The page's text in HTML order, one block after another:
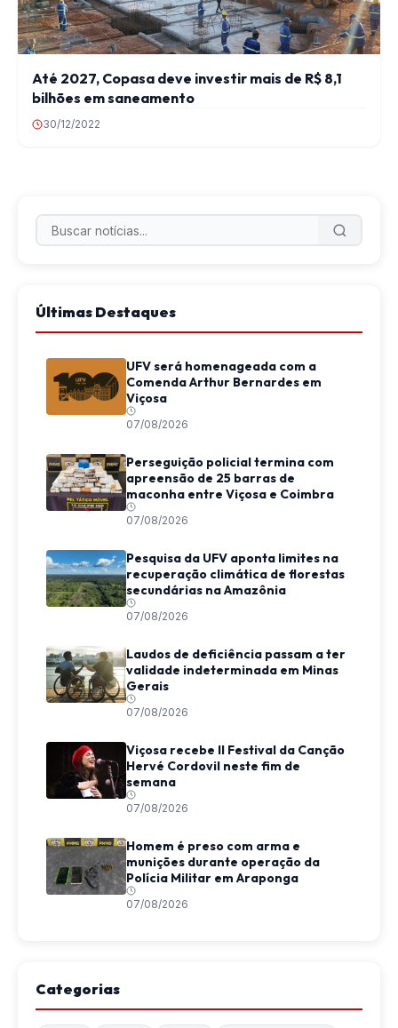
Até 2027, Copasa deve investir mais de R$ 8,1
bilhões em saneamento
30/12/2022
Últimas Destaques
UFV será homenageada com a
Comenda Arthur Bernardes em
Viçosa
07/08/2026
Perseguição policial termina com
apreensão de 25 barras de
maconha entre Viçosa e Coimbra
07/08/2026
Pesquisa da UFV aponta limites na
recuperação climática de florestas
secundárias na Amazônia
07/08/2026
Laudos de deficiência passam a ter
validade indeterminada em Minas
Gerais
07/08/2026
Viçosa recebe II Festival da Canção
Hervé Cordovil neste fim de
semana
07/08/2026
Homem é preso com arma e
munições durante operação da
Polícia Militar em Araponga
07/08/2026
Categorias